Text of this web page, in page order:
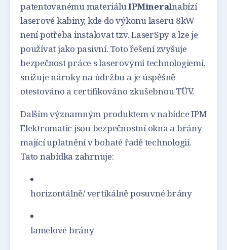
patentovanému materiáluIPMineralnabízí
laserové kabiny, kde do výkonu laseru 8kW
není potřeba instalovat tzv. LaserSpy a lze je
používat jako pasivní. Toto řešení zvyšuje
bezpečnost práce s laserovými technologiemi,
snižuje nároky na údržbu a je úspěšně
otestováno a certifikováno zkušebnou TÜV.
Dalším významným produktem v nabídce IPM
Elektromatic jsou bezpečnostní okna a brány
mající uplatnění v bohaté řadě technologií.
Tato nabídka zahrnuje:
horizontálně/ vertikálně posuvné brány
lamelové brány